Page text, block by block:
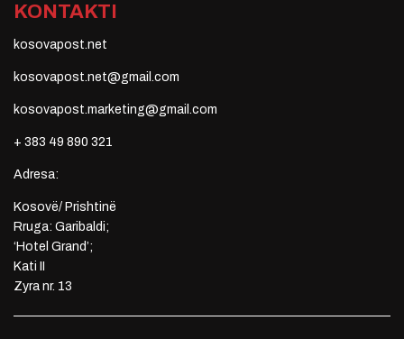
KONTAKTI
kosovapost.net
kosovapost.net@gmail.com
kosovapost.marketing@gmail.com
+ 383 49 890 321
Adresa:
Kosovë/ Prishtinë
Rruga: Garibaldi;
‘Hotel Grand’;
Kati II
Zyra nr. 13